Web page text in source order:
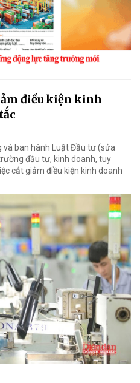
điều kiện kinh
và ban hành Luật Đầu tư (sửa
đầu tư, kinh doanh, tuy
cắt giảm điều kiện kinh doanh